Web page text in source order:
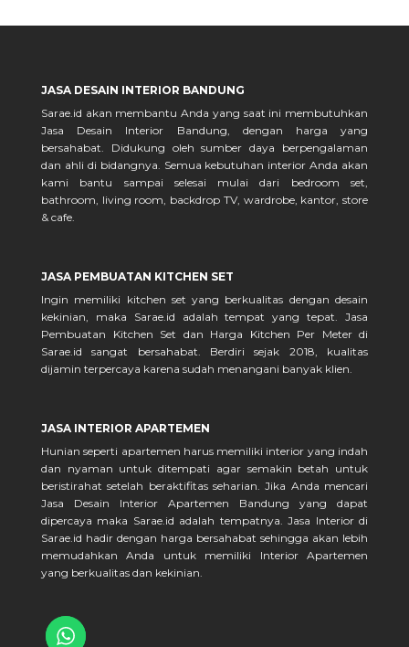
JASA DESAIN INTERIOR BANDUNG
Sarae.id akan membantu Anda yang saat ini membutuhkan
Jasa Desain Interior Bandung, dengan harga yang
bersahabat. Didukung oleh sumber daya berpengalaman
dan ahli di bidangnya. Semua kebutuhan interior Anda akan
kami bantu sampai selesai mulai dari bedroom set,
bathroom, living room, backdrop TV, wardrobe, kantor, store
& cafe.
JASA PEMBUATAN KITCHEN SET
Ingin memiliki kitchen set yang berkualitas dengan desain
kekinian, maka Sarae.id adalah tempat yang tepat. Jasa
Pembuatan Kitchen Set dan Harga Kitchen Per Meter di
Sarae.id sangat bersahabat. Berdiri sejak 2018, kualitas
dijamin terpercaya karena sudah menangani banyak klien.
JASA INTERIOR APARTEMEN
Hunian seperti apartemen harus memiliki interior yang indah
dan nyaman untuk ditempati agar semakin betah untuk
beristirahat setelah beraktifitas seharian. Jika Anda mencari
Jasa Desain Interior Apartemen Bandung yang dapat
dipercaya maka Sarae.id adalah tempatnya. Jasa Interior di
Sarae.id hadir dengan harga bersahabat sehingga akan lebih
memudahkan Anda untuk memiliki Interior Apartemen
yang berkualitas dan kekinian.